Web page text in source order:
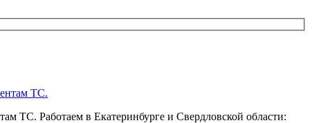
ТС. Работаем в Екатеринбурге и Свердловской области: